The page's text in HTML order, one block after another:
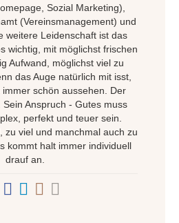
Sozial Marketing),
(Vereinsmanagement) und
weitere Leidenschaft ist das
wichtig, mit möglichst frischen
Aufwand, möglichst viel zu
das Auge natürlich mit isst,
immer schön aussehen. Der
Anspruch - Gutes muss
perfekt und teuer sein.
zu viel und manchmal auch zu
kommt halt immer individuell
drauf an.